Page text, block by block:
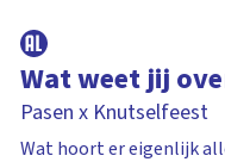
Wat weet jij
Pasen x Knutselfeest
Wat hoort er eigenlijk